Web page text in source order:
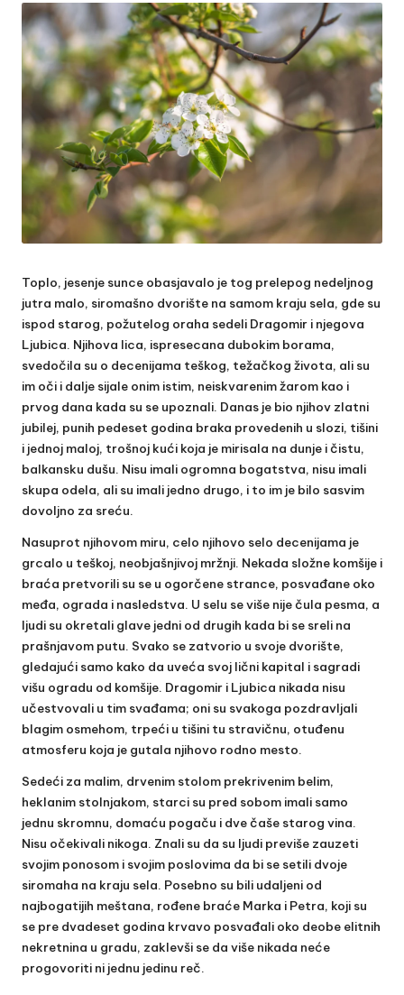
Toplo, jesenje sunce obasjavalo je tog prelepog nedeljnog
jutra malo, siromašno dvorište na samom kraju sela, gde su
ispod starog, požutelog oraha sedeli Dragomir i njegova
Ljubica. Njihova lica, ispresecana dubokim borama,
svedočila su o decenijama teškog, težačkog života, ali su
im oči i dalje sijale onim istim, neiskvarenim žarom kao i
prvog dana kada su se upoznali. Danas je bio njihov zlatni
jubilej, punih pedeset godina braka provedenih u slozi, tišini
i jednoj maloj, trošnoj kući koja je mirisala na dunje i čistu,
balkansku dušu. Nisu imali ogromna bogatstva, nisu imali
skupa odela, ali su imali jedno drugo, i to im je bilo sasvim
dovoljno za sreću.
Nasuprot njihovom miru, celo njihovo selo decenijama je
grcalo u teškoj, neobjašnjivoj mržnji. Nekada složne komšije i
braća pretvorili su se u ogorčene strance, posvađane oko
međa, ograda i nasledstva. U selu se više nije čula pesma, a
ljudi su okretali glave jedni od drugih kada bi se sreli na
prašnjavom putu. Svako se zatvorio u svoje dvorište,
gledajući samo kako da uveća svoj lični kapital i sagradi
višu ogradu od komšije. Dragomir i Ljubica nikada nisu
učestvovali u tim svađama; oni su svakoga pozdravljali
blagim osmehom, trpeći u tišini tu stravičnu, otuđenu
atmosferu koja je gutala njihovo rodno mesto.
Sedeći za malim, drvenim stolom prekrivenim belim,
heklanim stolnjakom, starci su pred sobom imali samo
jednu skromnu, domaću pogaču i dve čaše starog vina.
Nisu očekivali nikoga. Znali su da su ljudi previše zauzeti
svojim ponosom i svojim poslovima da bi se setili dvoje
siromaha na kraju sela. Posebno su bili udaljeni od
najbogatijih meštana, rođene braće Marka i Petra, koji su
se pre dvadeset godina krvavo posvađali oko deobe elitnih
nekretnina u gradu, zaklevši se da više nikada neće
progovoriti ni jednu jedinu reč.